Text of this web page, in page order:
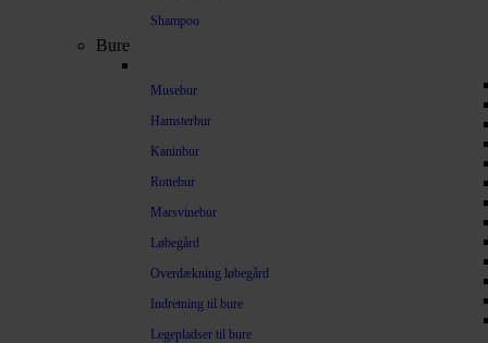
Shampoo
Bure
Musebur
Hamsterbur
Kaninbur
Rottebur
Marsvinebur
Løbegård
Overdækning løbegård
Indretning til bure
Legepladser til bure